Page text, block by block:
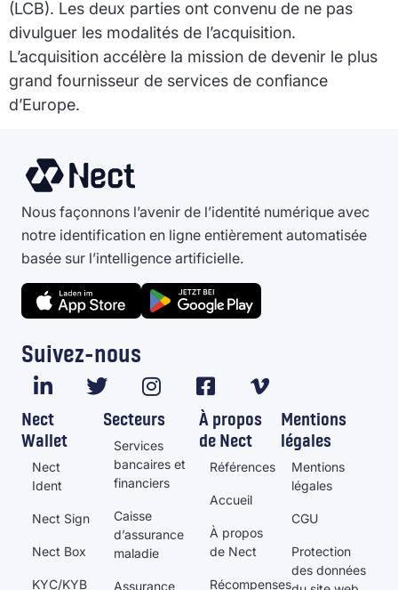
(LCB). Les deux parties ont convenu de ne pas
divulguer les modalités de l’acquisition.
L’acquisition accélère la mission de devenir le plus
grand fournisseur de services de confiance
d’Europe.
Nous façonnons l’avenir de l’identité numérique avec
notre identification en ligne entièrement automatisée
basée sur l’intelligence artificielle.
Suivez-nous
Nect
Wallet
Nect
Ident
Nect Sign
Nect Box
KYC/KYB
Secteurs
Services
bancaires et
financiers
Caisse
d’assurance
maladie
Assurance
À propos
de Nect
Références
Accueil
À propos
de Nect
Récompenses
Mentions
légales
Mentions
légales
CGU
Protection
des données